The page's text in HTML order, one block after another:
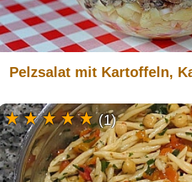
Pelzsalat mit Kartoffeln,
(1)